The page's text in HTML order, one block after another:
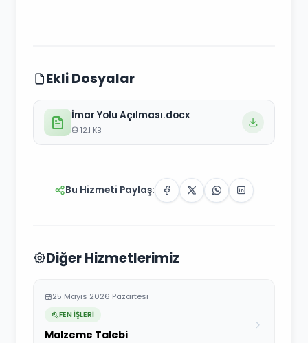
Ekli Dosyalar
İmar Yolu Açılması.docx
12.1 KB
Bu Hizmeti Paylaş:
Diğer Hizmetlerimiz
25 Mayıs 2026 Pazartesi
FEN İŞLERİ
Malzeme Talebi